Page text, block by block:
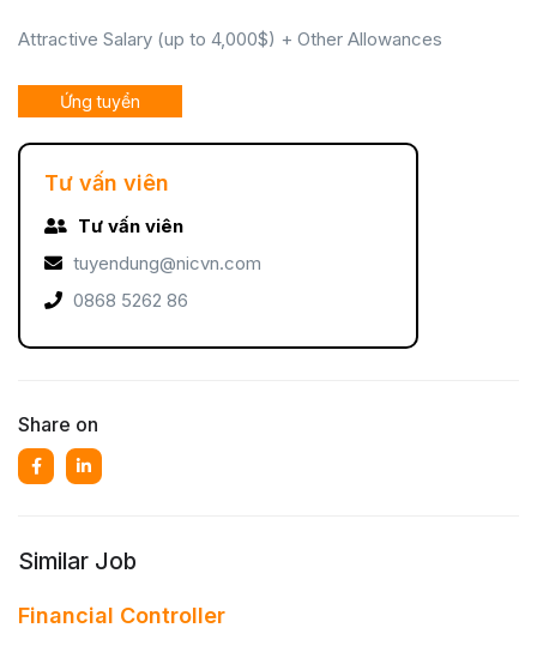
Attractive Salary (up to 4,000$) + Other Allowances
Ứng tuyển
Tư vấn viên
Tư vấn viên
tuyendung@nicvn.com
0868 5262 86
Share on
Similar Job
Financial Controller